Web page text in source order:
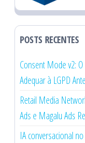
POSTS RECENTES
Consent Mode v2:
Adequar à LGPD
Retail Media
Ads e Magalu Ads
IA conversacional